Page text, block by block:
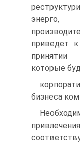
энерго,
приведет
принятии
которые
бизнеса